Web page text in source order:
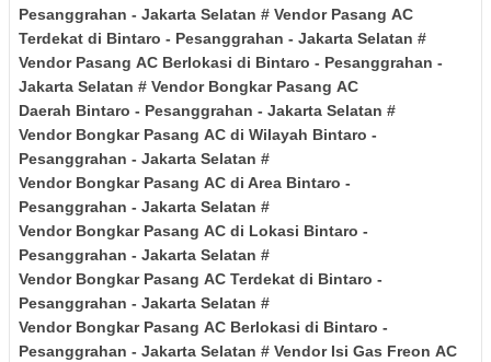
Pesanggrahan - Jakarta Selatan # Vendor Pasang AC
Terdekat di Bintaro - Pesanggrahan - Jakarta Selatan #
Vendor Pasang AC Berlokasi di Bintaro - Pesanggrahan -
Jakarta Selatan # Vendor Bongkar Pasang AC
Daerah Bintaro - Pesanggrahan - Jakarta Selatan #
Vendor Bongkar Pasang AC di Wilayah Bintaro -
Pesanggrahan - Jakarta Selatan #
Vendor Bongkar Pasang AC di Area Bintaro -
Pesanggrahan - Jakarta Selatan #
Vendor Bongkar Pasang AC di Lokasi Bintaro -
Pesanggrahan - Jakarta Selatan #
Vendor Bongkar Pasang AC Terdekat di Bintaro -
Pesanggrahan - Jakarta Selatan #
Vendor Bongkar Pasang AC Berlokasi di Bintaro -
Pesanggrahan - Jakarta Selatan # Vendor Isi Gas Freon AC